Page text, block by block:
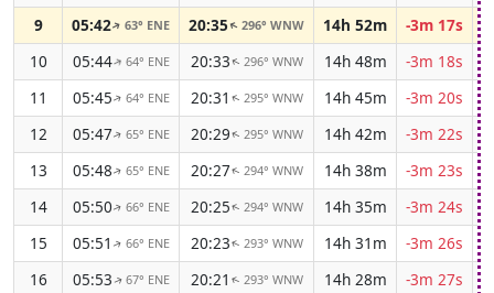
9
05:42↑63° ENE 20:35↑296° WNW 14h 52m
-3m 17s
10
05:44↑ 64° ENE 20:33↑ 296° WNW 14h 48m
-3m 18s
11
05:45↑ 64° ENE 20:31 ↑ 295° WNW 14h 45m
-3m 20s
12
05:47↑ 65° ENE 20:29↑ 295° WNW 14h 42m
-3m 22s
13
05:48↑ 65° ENE 20:27↑ 294° WNW 14h 38m
-3m 23s
14
05:50↑ 66° ENE 20:25↑ 294° WNW 14h 35m
-3m 24s
15
05:51 ↑ 66° ENE 20:23↑ 293° WNW 14h 31m
-3m 26s
16
05:53↑ 67° ENE 20:21 ↑ 293° WNW 14h 28m
-3m 27s